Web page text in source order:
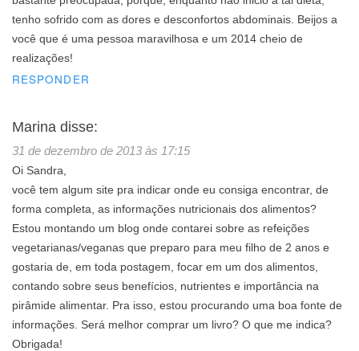
tenho sofrido com as dores e desconfortos abdominais. Beijos a
você que é uma pessoa maravilhosa e um 2014 cheio de
realizações!
RESPONDER
Marina disse:
31 de dezembro de 2013 às 17:15
Oi Sandra,
você tem algum site pra indicar onde eu consiga encontrar, de
forma completa, as informações nutricionais dos alimentos?
Estou montando um blog onde contarei sobre as refeições
vegetarianas/veganas que preparo para meu filho de 2 anos e
gostaria de, em toda postagem, focar em um dos alimentos,
contando sobre seus benefícios, nutrientes e importância na
pirâmide alimentar. Pra isso, estou procurando uma boa fonte de
informações. Será melhor comprar um livro? O que me indica?
Obrigada!